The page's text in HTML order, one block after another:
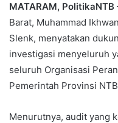
MATARAM, PolitikaNTB
Barat, Muhammad
Slenk, menyatakan
investigasi menyeluruh
seluruh Organisasi
Pemerintah Provinsi
Menurutnya, audit yang